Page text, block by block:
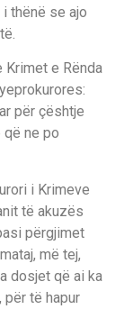
thënë se ajo
Krimet e Rënda
për çështje
që ne po
i Krimeve
të akuzës
përgjimet
më tej,
dosjet që ai ka
për të hapur